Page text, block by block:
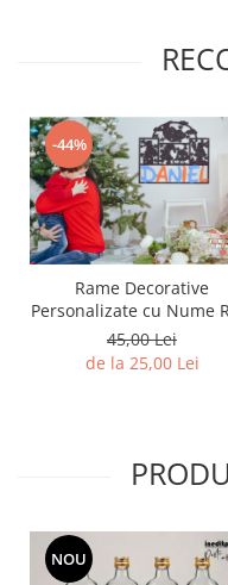
-44%
Rame Decorative
Personalizate cu Nume
45,00 Lei
de la 25,00 Lei
NOU